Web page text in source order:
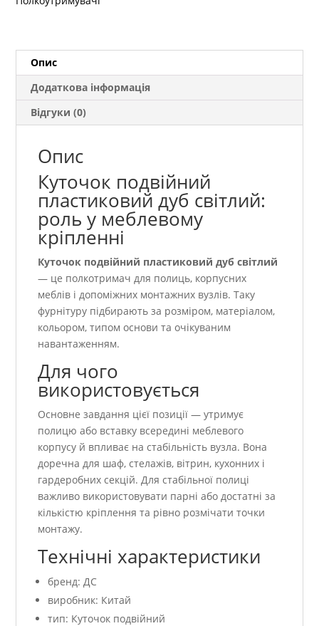
Опис
Додаткова інформація
Відгуки (0)
Опис
Куточок подвійний
пластиковий дуб світлий:
роль у меблевому
кріпленні
Куточок подвійний пластиковий дуб світлий
— це полкотримач для полиць, корпусних
меблів і допоміжних монтажних вузлів. Таку
фурнітуру підбирають за розміром, матеріалом,
кольором, типом основи та очікуваним
навантаженням.
Для чого
використовується
Основне завдання цієї позиції — утримує
полицю або вставку всередині меблевого
корпусу й впливає на стабільність вузла. Вона
доречна для шаф, стелажів, вітрин, кухонних і
гардеробних секцій. Для стабільної полиці
важливо використовувати парні або достатні за
кількістю кріплення та рівно розмічати точки
монтажу.
Технічні характеристики
бренд: ДС
виробник: Китай
тип: Куточок подвійний